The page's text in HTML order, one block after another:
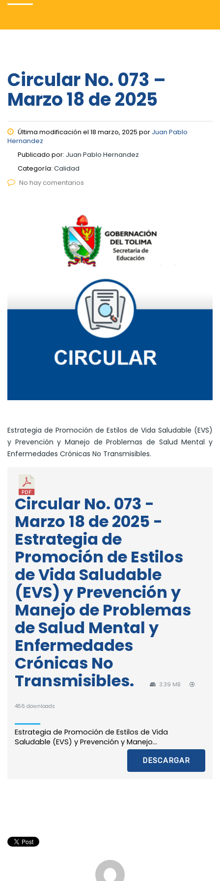
Circular No. 073 –
Marzo 18 de 2025
Última modificación el 18 marzo, 2025 por Juan Pablo
Hernandez
Publicado por: Juan Pablo Hernandez
Categoría: Calidad
No hay comentarios
Estrategia de Promoción de Estilos de Vida Saludable (EVS)
y Prevención y Manejo de Problemas de Salud Mental y
Enfermedades Crónicas No Transmisibles.
Circular No. 073 -
Marzo 18 de 2025 -
Estrategia de
Promoción de Estilos
de Vida Saludable
(EVS) y Prevención y
Manejo de Problemas
de Salud Mental y
Enfermedades
Crónicas No
Transmisibles.
3.39 MB
486 downloads
Estrategia de Promoción de Estilos de Vida
Saludable (EVS) y Prevención y Manejo...
DESCARGAR